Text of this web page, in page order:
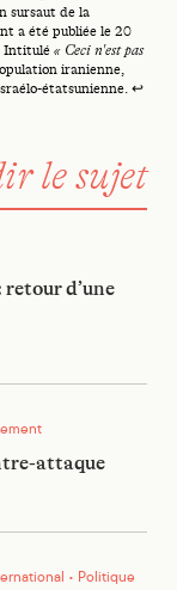
le sujet
d’une
attaque
• Politique
sursaut de la
a été publiée le 20
Intitulé « Ceci n'est pas
iranienne,
étatsunienne. ↩